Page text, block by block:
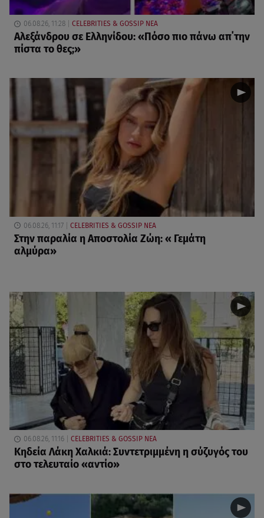
06.08.26, 11:28 CELEBRITIES & GOSSIP ΝΕΑ
Αλεξάνδρου σε Ελληνίδου: «Πόσο πιο πάνω απ΄την
πίστα το θες;»
06.08.26, 11:17 CELEBRITIES & GOSSIP ΝΕΑ
Στην παραλία η Αποστολία Ζώη: « Γεμάτη
αλμύρα»
06.08.26, 11:16 CELEBRITIES & GOSSIP ΝΕΑ
Κηδεία Λάκη Χαλκιά: Συντετριμμένη η σύζυγός του
στο τελευταίο «αντίο»